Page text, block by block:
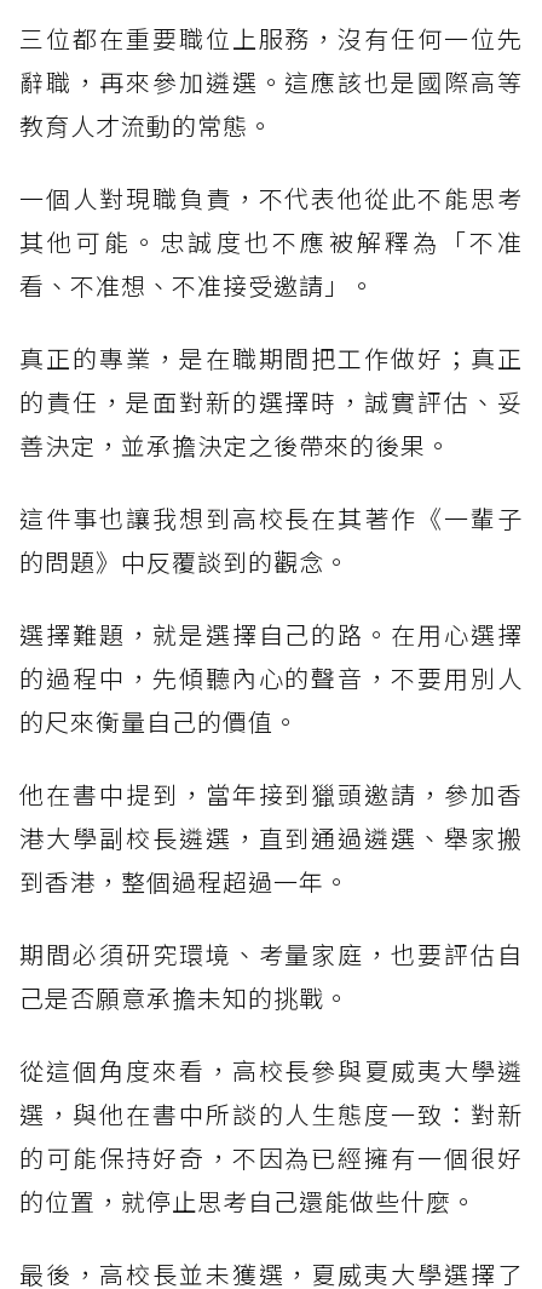
三位都在重要職位上服務，沒有任何一位先
辭職，再來參加遴選。這應該也是國際高等
教育人才流動的常態。
一個人對現職負責，不代表他從此不能思考
其他可能。忠誠度也不應被解釋為「不准
看、不准想、不准接受邀請」。
真正的專業，是在職期間把工作做好；真正
的責任，是面對新的選擇時，誠實評估、妥
善決定，並承擔決定之後帶來的後果。
這件事也讓我想到高校長在其著作《一輩子
的問題》中反覆談到的觀念。
選擇難題，就是選擇自己的路。在用心選擇
的過程中，先傾聽內心的聲音，不要用別人
的尺來衡量自己的價值。
他在書中提到，當年接到獵頭邀請，參加香
港大學副校長遴選，直到通過遴選、舉家搬
到香港，整個過程超過一年。
期間必須研究環境、考量家庭，也要評估自
己是否願意承擔未知的挑戰。
從這個角度來看，高校長參與夏威夷大學遴
選，與他在書中所談的人生態度一致：對新
的可能保持好奇，不因為已經擁有一個很好
的位置，就停止思考自己還能做些什麼。
最後，高校長並未獲選，夏威夷大學選擇了